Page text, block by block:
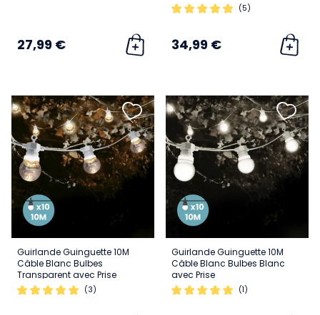
27,99 €
(5)
34,99 €
Guirlande Guinguette 10M
Câble Blanc Bulbes
Transparent avec Prise
(3)
Guirlande Guinguette 10M
Câble Blanc Bulbes Blanc
avec Prise
(1)